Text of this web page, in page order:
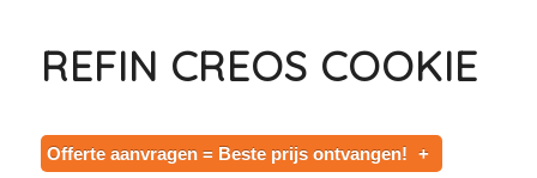
REFIN CREOS COOKIE
Offerte aanvragen = Beste prijs ontvangen! +